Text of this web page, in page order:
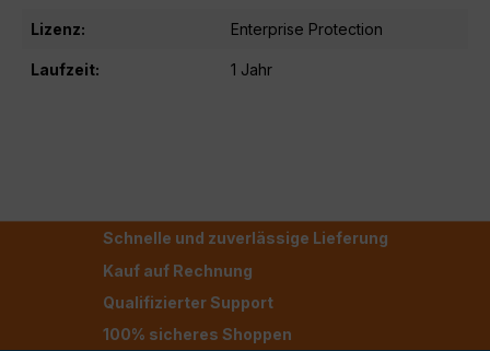
Lizenz: Enterprise Protection
Laufzeit: 1 Jahr
Schnelle und zuverlässige Lieferung
Kauf auf Rechnung
Qualifizierter Support
100% sicheres Shoppen